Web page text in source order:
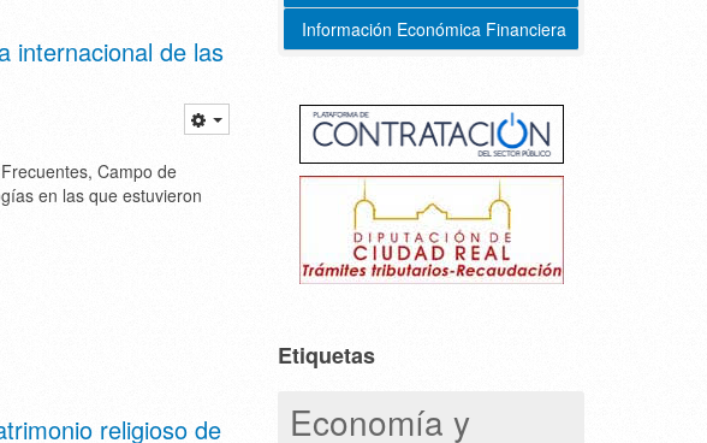
internacional de las
Campo de
en las que estuvieron
religioso de
Información Económica Financiera
Etiquetas
Economía y